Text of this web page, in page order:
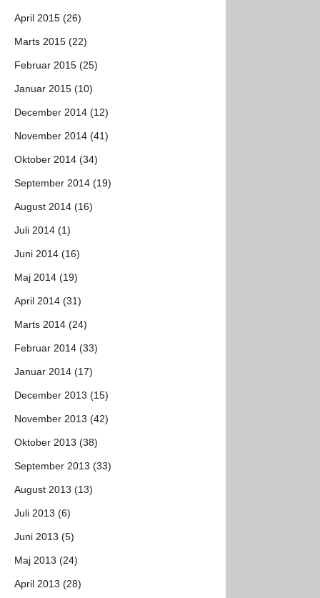
April 2015 (26)
Marts 2015 (22)
Februar 2015 (25)
Januar 2015 (10)
December 2014 (12)
November 2014 (41)
Oktober 2014 (34)
September 2014 (19)
August 2014 (16)
Juli 2014 (1)
Juni 2014 (16)
Maj 2014 (19)
April 2014 (31)
Marts 2014 (24)
Februar 2014 (33)
Januar 2014 (17)
December 2013 (15)
November 2013 (42)
Oktober 2013 (38)
September 2013 (33)
August 2013 (13)
Juli 2013 (6)
Juni 2013 (5)
Maj 2013 (24)
April 2013 (28)